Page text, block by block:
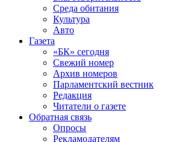
Среда обитания
Культура
Авто
Газета
«БК» сегодня
Свежий номер
Архив номеров
Парламентский вестник
Редакция
Читатели о газете
Обратная связь
Опросы
Рекламодателям